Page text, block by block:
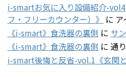
i-smartお気に入り設備紹介-
フ・フリーカウンター）》 に ア
《i-smart》食洗器の裏側 に サ
《i-smart》食洗器の裏側 に 通
i-smart後悔と反省-vol.1《玄関